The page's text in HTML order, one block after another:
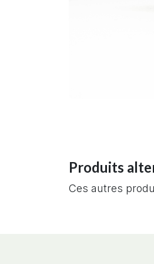
Produits
Ces autres